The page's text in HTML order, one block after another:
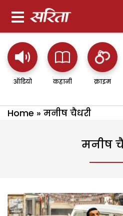
ऑडियो कहानी क्राइम
Home » मनीष चैधरी
मनीष